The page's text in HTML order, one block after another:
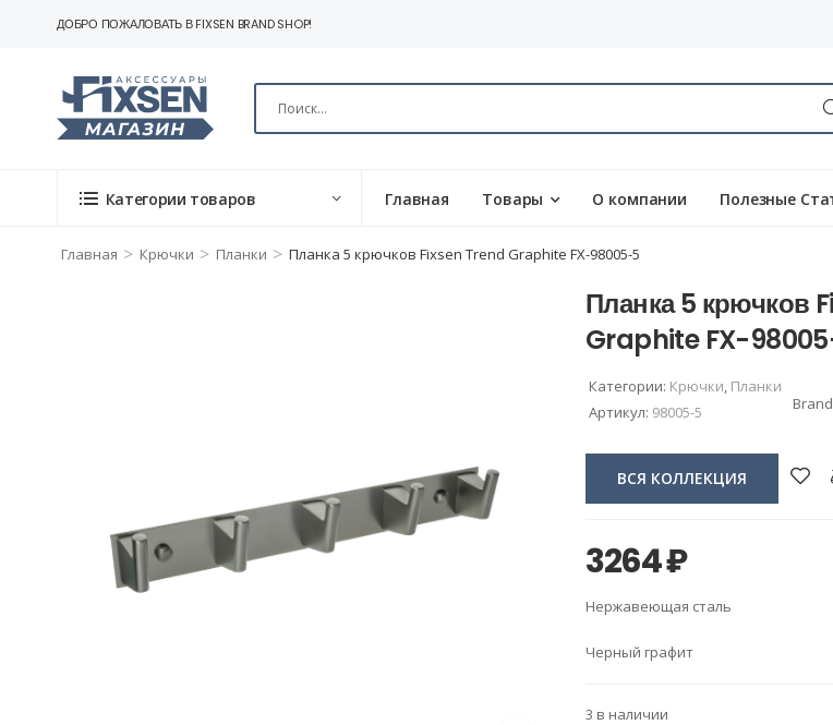
ДОБРО ПОЖАЛОВАТЬ В FIXSEN BRAND SHOP!
Категории товаров Главная Товары О компании Полезные
Главная > Крючки > Планки > Планка 5 крючков Fixsen Trend Graphite FX-98005-5
Планка 5 крючков
Graphite FX-
Категории: Крючки, Планки
Артикул: 98005-5
ВСЯ КОЛЛЕКЦИЯ
3264₽
Нержавеющая сталь
Черный графит
3 в наличии